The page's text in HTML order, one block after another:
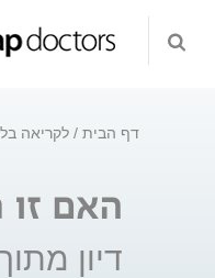
דף הבית לקריאה
האם
דיון